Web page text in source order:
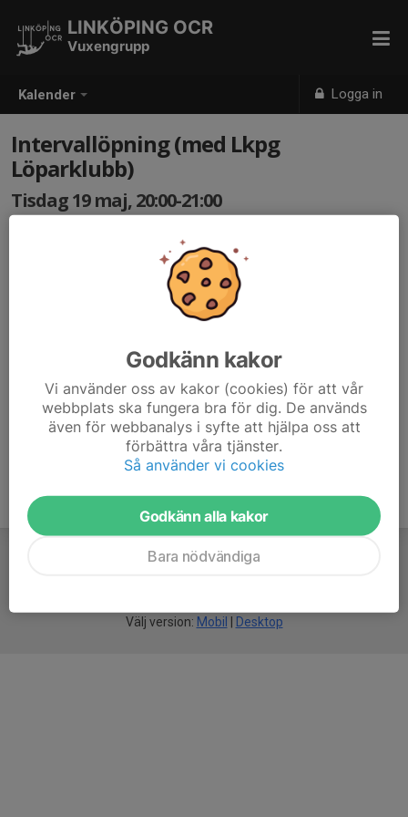
Kalender Logga in
LINKÖPING OCR
Vuxengrupp
Intervallöpning (med Lkpg
Löparklubb)
Tisdag 19 maj, 20:00-21:00
Valla Arena
Intervallöpning tillsammans med Linköpings Löparklubb.
För information om pass, se länk:
www.laget.se/LinkopingsLoparklubb/Event/Month
Välj version: Mobil Desktop
Godkänn kakor
Vi använder oss av kakor (cookies) för att vår
webbplats ska fungera bra för dig. De används
även för webbanalys i syfte att hjälpa oss att
förbättra våra tjänster.
Så använder vi cookies
Godkänn alla kakor
Bara nödvändiga